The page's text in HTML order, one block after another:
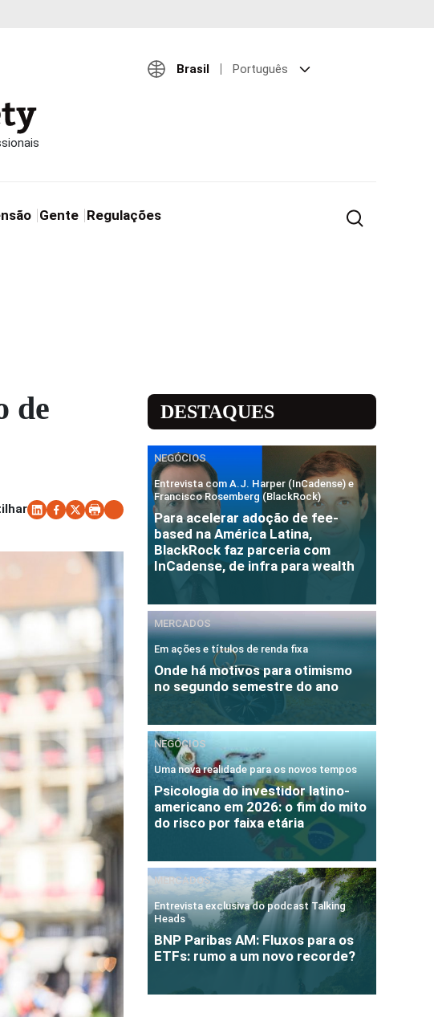
Brasil Português
Gente Regulações
de
DESTAQUES
NEGÓCIOS
Entrevista com A.J. Harper (InCadense) e
Francisco Rosemberg (BlackRock)
Para acelerar adoção de fee-
based na América Latina,
BlackRock faz parceria com
InCadense, de infra para wealth
MERCADOS
Em ações e títulos de renda fixa
Onde há motivos para otimismo
no segundo semestre do ano
NEGÓCIOS
Uma nova realidade para os novos tempos
Psicologia do investidor latino-
americano em 2026: o fim do mito
do risco por faixa etária
MERCADOS
Entrevista exclusiva do podcast Talking
Heads
BNP Paribas AM: Fluxos para os
ETFs: rumo a um novo recorde?